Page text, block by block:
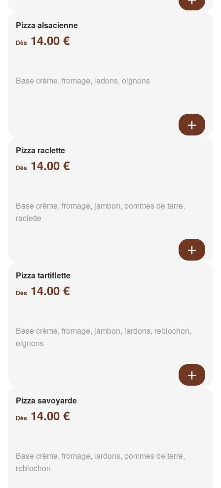
Pizza alsacienne
Dès 14.00 €
Base crème, fromage, ladons, oignons
Pizza raclette
Dès 14.00 €
Base crème, fromage, jambon, pommes de terre,
raclette
Pizza tartiflette
Dès 14.00 €
Base crème, fromage, jambon, lardons, reblochon,
oignons
Pizza savoyarde
Dès 14.00 €
Base crème, fromage, lardons, pommes de terre,
reblochon